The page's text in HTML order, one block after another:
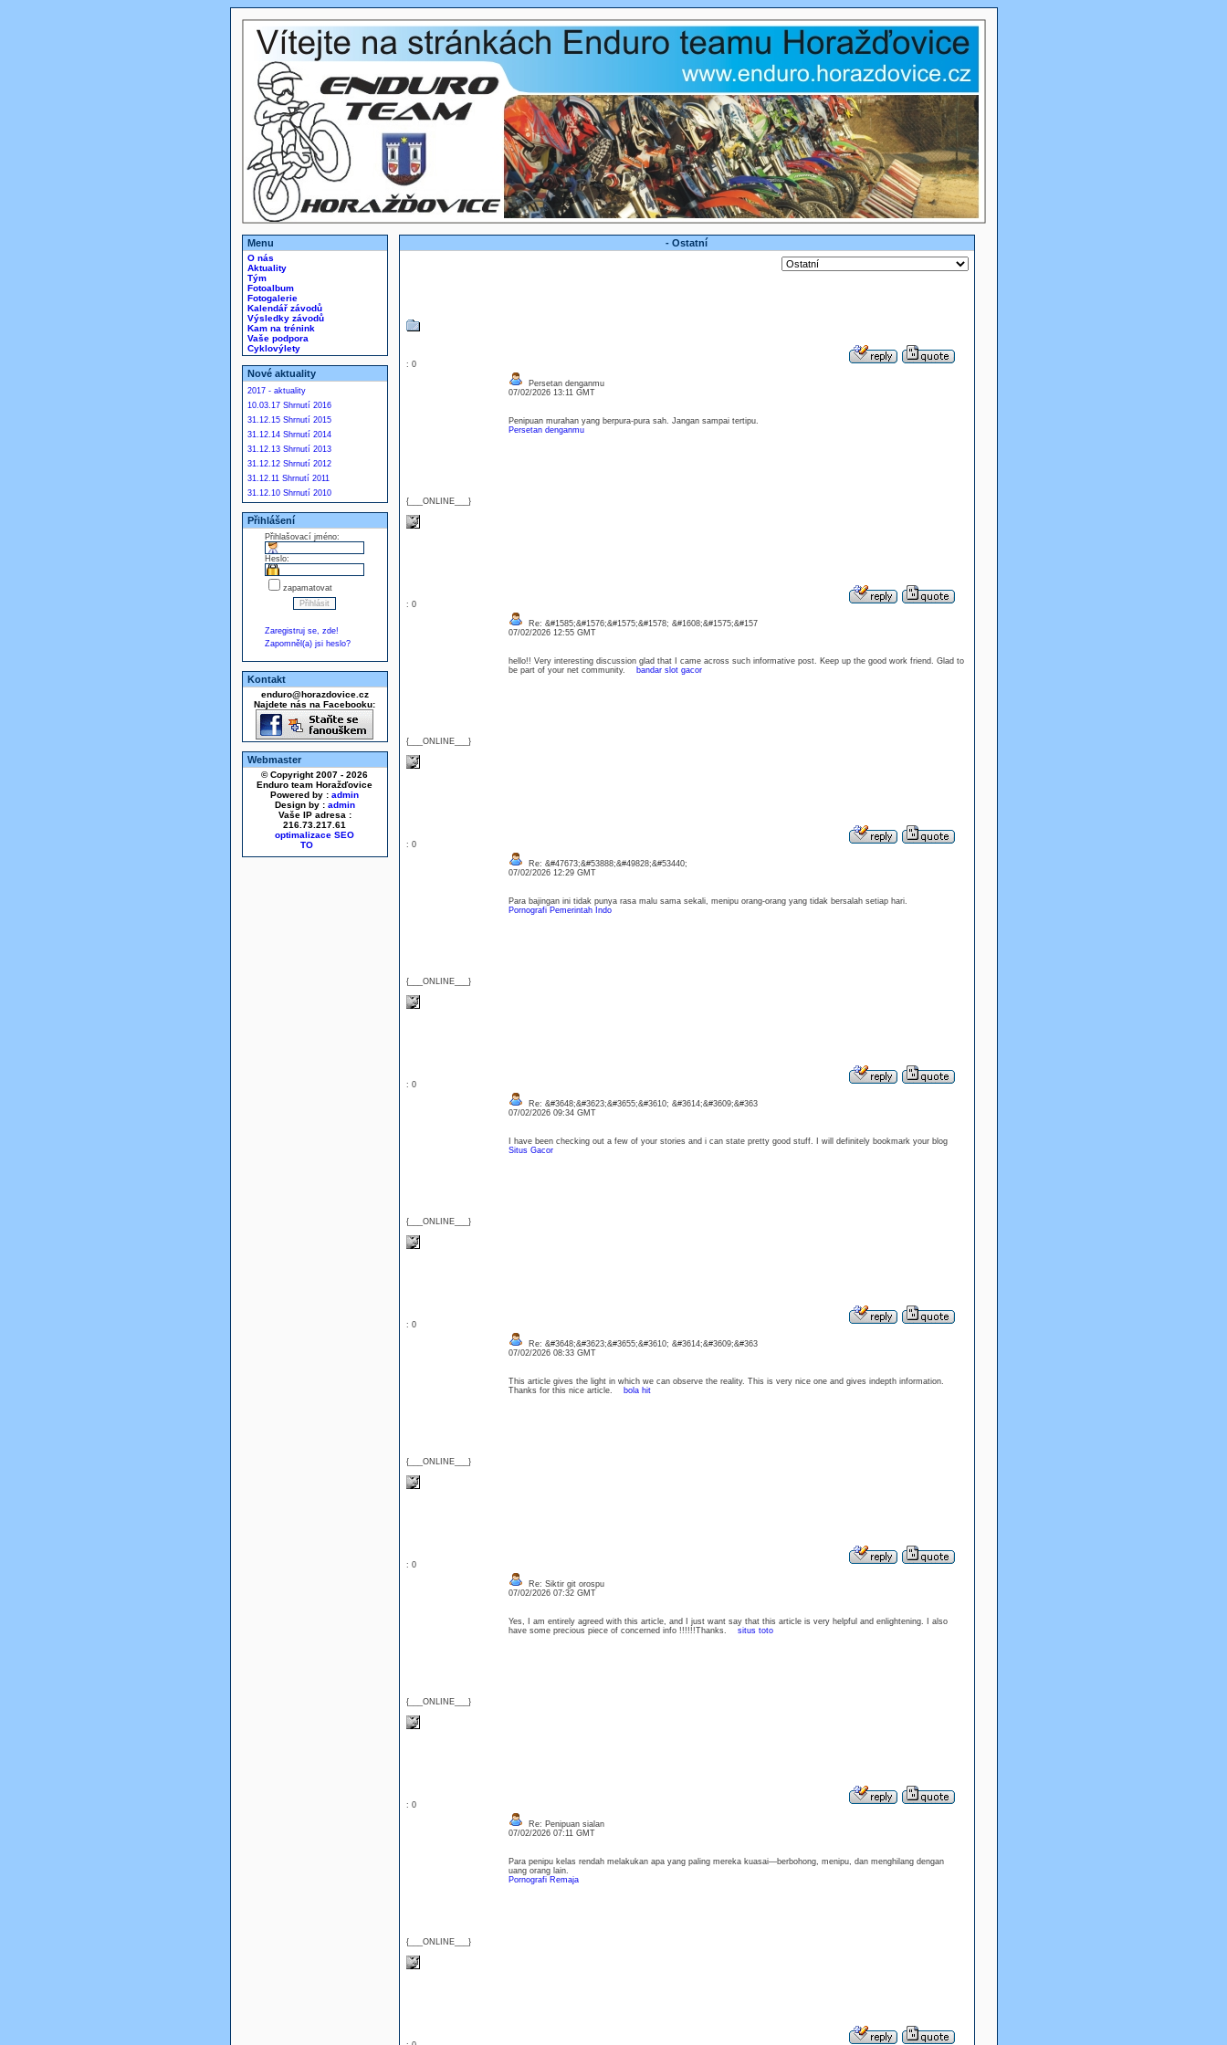
Menu
O nás
Aktuality
Tým
Fotoalbum
Fotogalerie
Kalendář závodů
Výsledky závodů
Kam na trénink
Vaše podpora
Cyklovýlety
Nové aktuality
2017 - aktuality
10.03.17 Shrnutí 2016
31.12.15 Shrnutí 2015
31.12.14 Shrnutí 2014
31.12.13 Shrnutí 2013
31.12.12 Shrnutí 2012
31.12.11 Shrnutí 2011
31.12.10 Shrnutí 2010
Přihlášení
Přihlašovací jméno:
Heslo:
zapamatovat
Zaregistruj se, zde!
Zapomněl(a) jsi heslo?
Kontakt
enduro@horazdovice.cz
Najdete nás na Facebooku:
Webmaster
© Copyright 2007 - 2026
Enduro team Horažďovice
Powered by : admin
Design by : admin
Vaše IP adresa :
216.73.217.61
optimalizace SEO
- Ostatní
: 0
{___ONLINE___}
Persetan denganmu
07/02/2026 13:11 GMT
Penipuan murahan yang berpura-pura sah. Jangan sampai tertipu.
Persetan denganmu
: 0
{___ONLINE___}
Re: &#1585;&#1576;&#1575;&#1578; &#1608;&#1575;&#157
07/02/2026 12:55 GMT
hello!! Very interesting discussion glad that I came across such informative post. Keep up the good work friend. Glad to
be part of your net community.
bandar slot gacor
: 0
{___ONLINE___}
Re: &#47673;&#53888;&#49828;&#53440;
07/02/2026 12:29 GMT
Para bajingan ini tidak punya rasa malu sama sekali, menipu orang-orang yang tidak bersalah setiap hari.
Pornografi Pemerintah Indo
: 0
{___ONLINE___}
Re: &#3648;&#3623;&#3655;&#3610; &#3614;&#3609;&#363
07/02/2026 09:34 GMT
I have been checking out a few of your stories and i can state pretty good stuff. I will definitely bookmark your blog
Situs Gacor
: 0
{___ONLINE___}
Re: &#3648;&#3623;&#3655;&#3610; &#3614;&#3609;&#363
07/02/2026 08:33 GMT
This article gives the light in which we can observe the reality. This is very nice one and gives indepth information.
Thanks for this nice article.
bola hit
: 0
{___ONLINE___}
Re: Siktir git orospu
07/02/2026 07:32 GMT
Yes, I am entirely agreed with this article, and I just want say that this article is very helpful and enlightening. I also
have some precious piece of concerned info !!!!!!Thanks. situs toto
: 0
{___ONLINE___}
Re: Penipuan sialan
07/02/2026 07:11 GMT
Para penipu kelas rendah melakukan apa yang paling mereka kuasai—berbohong, menipu, dan menghilang dengan
uang orang lain.
Pornografi Remaja